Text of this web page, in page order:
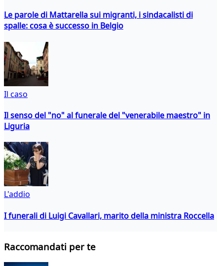
Le parole di Mattarella sui migranti, i sindacalisti di
spalle: cosa è successo in Belgio
Il caso
Il senso del "no" al funerale del "venerabile maestro" in
Liguria
L'addio
I funerali di Luigi Cavallari, marito della ministra Roccella
Raccomandati per te